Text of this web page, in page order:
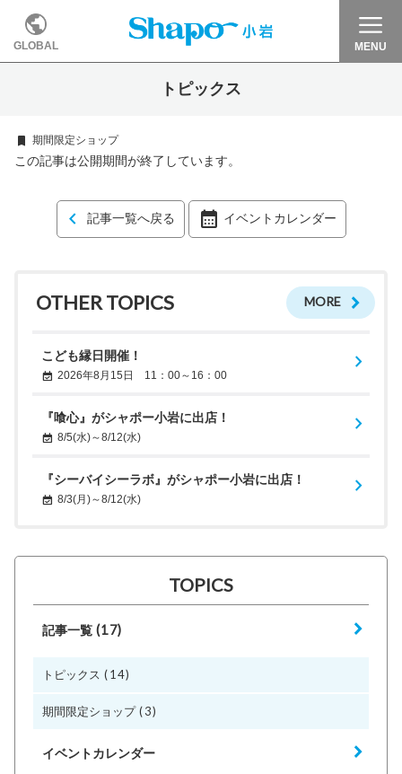
GLOBAL MENU
トピックス
期間限定ショップ
この記事は公開期間が終了しています。
記事一覧へ戻る イベントカレンダー
OTHER TOPICS MORE
こども縁日開催！
2026年8月15日 11：00～16：00
『喰心』がシャポー小岩に出店！
8/5(水)～8/12(水)
『シーバイシーラボ』がシャポー小岩に出店！
8/3(月)～8/12(水)
TOPICS
記事一覧 (17)
トピックス (14)
期間限定ショップ(3)
イベントカレンダー